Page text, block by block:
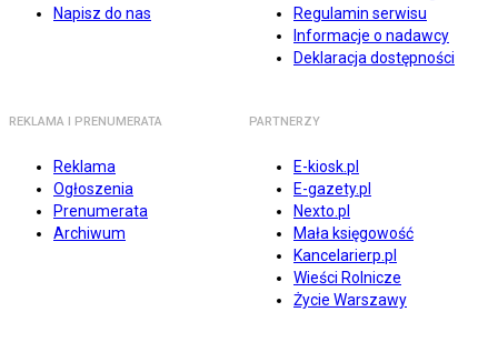
Napisz do nas
Regulamin serwisu
Informacje o nadawcy
Deklaracja dostępności
REKLAMA I PRENUMERATA
Reklama
Ogłoszenia
Prenumerata
Archiwum
PARTNERZY
E-kiosk.pl
E-gazety.pl
Nexto.pl
Mała księgowość
Kancelarierp.pl
Wieści Rolnicze
Życie Warszawy